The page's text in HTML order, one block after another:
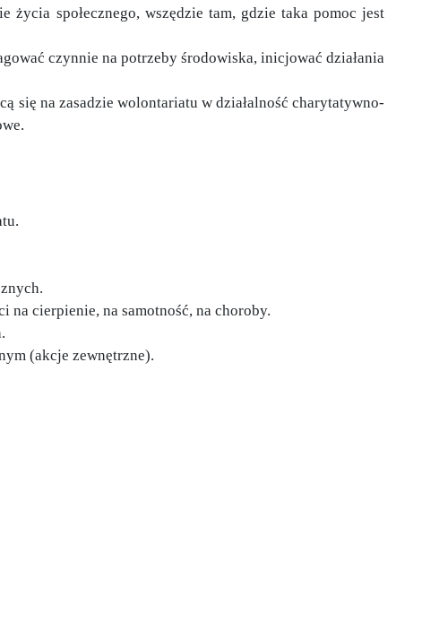
społecznego, wszędzie tam, gdzie taka pomoc jest
czynnie na potrzeby środowiska, inicjować działania
się na zasadzie wolontariatu w działalność charytatywno-
na cierpienie, na samotność, na choroby.
(akcje zewnętrzne).